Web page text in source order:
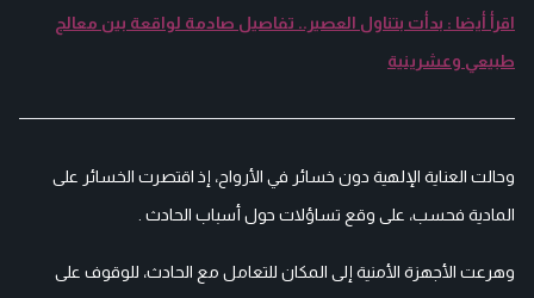
اقرأ أيضا : بدأت بتناول العصير.. تفاصيل صادمة لواقعة بين معالج
طبيعي وعشرينية
وحالت العناية الإلهية دون خسائر في الأرواح، إذ اقتصرت الخسائر على
المادية فحسب، على وقع تساؤلات حول أسباب الحادث .
وهرعت الأجهزة الأمنية إلى المكان للتعامل مع الحادث، للوقوف على